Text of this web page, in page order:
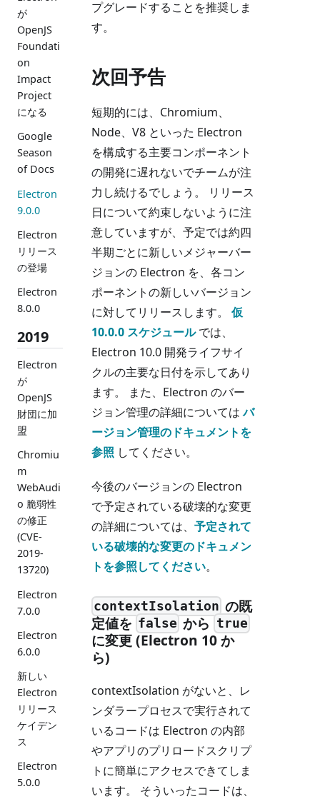
が
OpenJS
Foundati
on
Impact
Project
になる
Google
Season
of Docs
Electron
9.0.0
Electron
リリース
の登場
Electron
8.0.0
2019
Electron
が
OpenJS
財団に加
盟
Chromiu
m
WebAudi
o 脆弱性
の修正
(CVE-
2019-
13720)
Electron
7.0.0
Electron
6.0.0
新しい
Electron
リリース
ケイデン
ス
Electron
5.0.0
プグレードすることを推奨しま
す。
次回予告
短期的には、Chromium、
Node、V8 といった Electron
を構成する主要コンポーネント
の開発に遅れないでチームが注
力し続けるでしょう。 リリース
日について約束しないように注
意していますが、予定では約四
半期ごとに新しいメジャーバー
ジョンの Electron を、各コン
ポーネントの新しいバージョン
に対してリリースします。 仮
10.0.0 スケジュールでは、
Electron 10.0 開発ライフサイ
クルの主要な日付を示してあり
ます。 また、Electron のバー
ジョン管理の詳細についてはバ
ージョン管理のドキュメントを
参照 してください。
今後のバージョンの Electron
で予定されている破壊的な変更
の詳細については、 予定されて
いる破壊的な変更のドキュメン
トを参照してください。
contextIsolation の既
定値をfalse から true
に変更 (Electron 10 か
ら)
contextIsolation がないと、レ
ンダラープロセスで実行されて
いるコードは Electron の内部
やアプリのプリロードスクリプ
トに簡単にアクセスできてしま
います。 そういったコードは、